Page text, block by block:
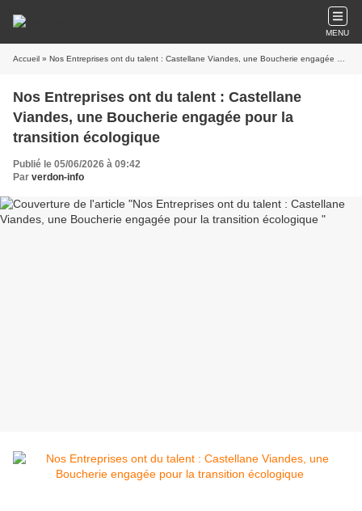
MENU
Accueil » Nos Entreprises ont du talent : Castellane Viandes, une Boucherie engagée pour la transition écologique
Nos Entreprises ont du talent : Castellane
Viandes, une Boucherie engagée pour la
transition écologique
Publié le 05/06/2026 à 09:42
Par verdon-info